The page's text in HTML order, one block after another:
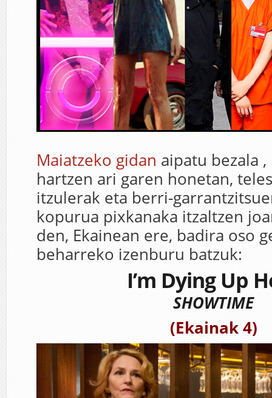
Maiatzeko gidan aipatu bezala
hartzen ari garen honetan,
itzulerak eta berri-
kopurua pixkanaka itzaltzen
den, Ekainean ere, badira oso
beharreko izenburu batzuk:
I’m Dying Up
SHOWTIME
(Ekainak 4)